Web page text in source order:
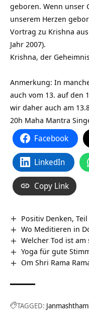
geboren. Wenn unser
unserem Herzen
Vortrag zu Krishna
Jahr 2007).
Krishna, der
Anmerkung: In
auch vom 13. auf den
wir daher auch am
20h Maha Mantra
Facebook
LinkedIn
Copy Link
Positiv Denken,
Wo Meditieren in
Welcher Tod ist
Yoga für gute
Om Shri Rama
TAGGED: